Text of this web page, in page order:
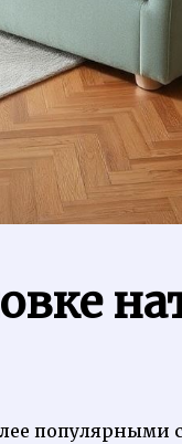
популярными